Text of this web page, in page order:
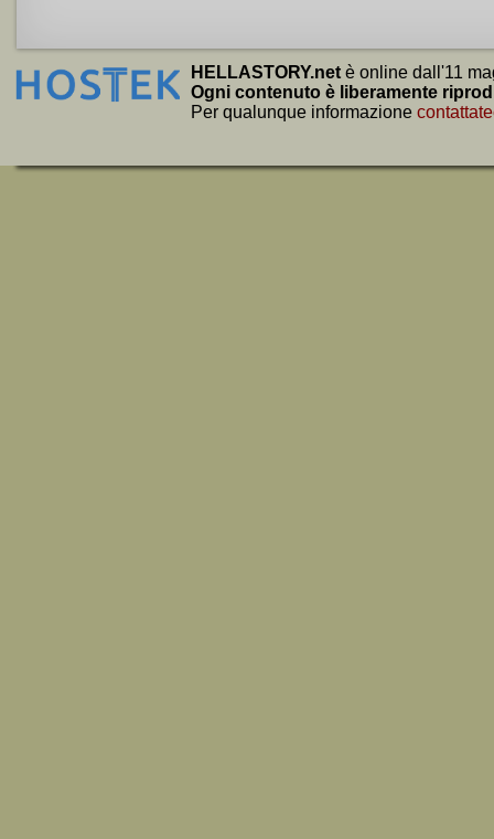
HELLASTORY.net è online dall'11
Ogni contenuto è liberamente
Per qualunque informazione